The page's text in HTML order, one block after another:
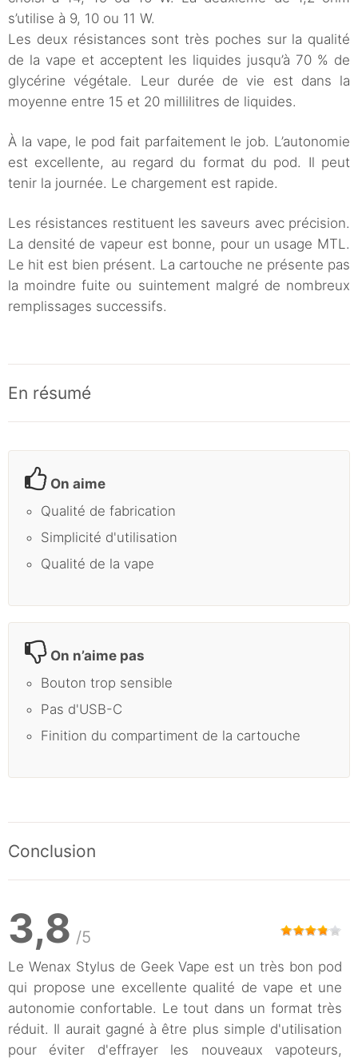
s’utilise à 9, 10 ou 11 W.
Les deux résistances sont très poches sur la qualité
de la vape et acceptent les liquides jusqu’à 70 % de
glycérine végétale. Leur durée de vie est dans la
moyenne entre 15 et 20 millilitres de liquides.
À la vape, le pod fait parfaitement le job. L’autonomie
est excellente, au regard du format du pod. Il peut
tenir la journée. Le chargement est rapide.
Les résistances restituent les saveurs avec précision.
La densité de vapeur est bonne, pour un usage MTL.
Le hit est bien présent. La cartouche ne présente pas
la moindre fuite ou suintement malgré de nombreux
remplissages successifs.
En résumé
On aime
Qualité de fabrication
Simplicité d'utilisation
Qualité de la vape
On n’aime pas
Bouton trop sensible
Pas d'USB-C
Finition du compartiment de la cartouche
Conclusion
3,8 /5
Le Wenax Stylus de Geek Vape est un très bon pod
qui propose une excellente qualité de vape et une
autonomie confortable. Le tout dans un format très
réduit. Il aurait gagné à être plus simple d'utilisation
pour éviter d'effrayer les nouveaux vapoteurs,